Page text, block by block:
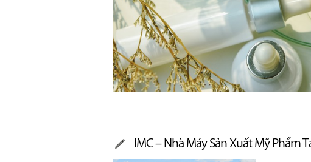
IMC – Nhà Máy Sản Xuất Mỹ Phẩm